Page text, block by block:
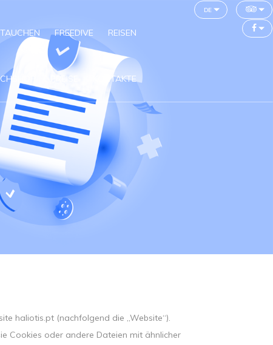
TAUCHEN FREEDIVE REISEN
PREISE KONTAKTE
de
haliotis.pt (nachfolgend die „Website“).
Cookies oder andere Dateien mit ähnlicher